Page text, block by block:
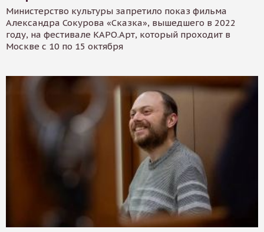
Министерство культуры запретило показ фильма
Александра Сокурова «Сказка», вышедшего в 2022
году, на фестивале КАРО.Арт, который проходит в
Москве с 10 по 15 октября